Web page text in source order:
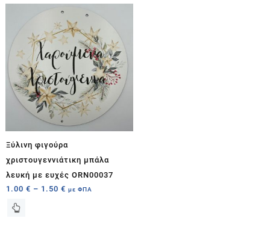
Ξύλινη φιγούρα
χριστουγεννιάτικη μπάλα
λευκή με ευχές ORN00037
1.00 € – 1.50 € με ΦΠΑ